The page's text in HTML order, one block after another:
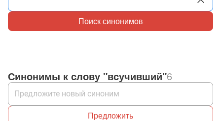
Поиск синонимов
Синонимы к слову "всучивший"6
Предложить